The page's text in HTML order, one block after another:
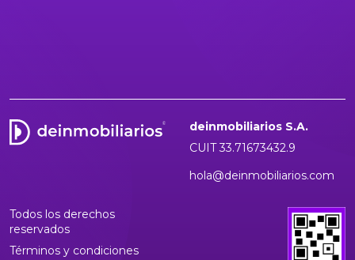
deinmobiliarios S.A.
CUIT 33.71673432.9
hola@deinmobiliarios.com
Todos los derechos
reservados
Términos y condiciones